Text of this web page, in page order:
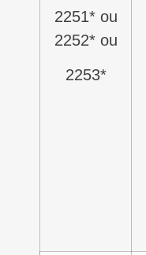
2251* ou
2252* ou
2253*